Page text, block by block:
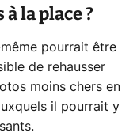
la place ?
pourrait être
de rehausser
moins chers en
il pourrait y